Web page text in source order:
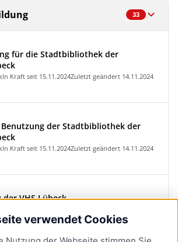
verwendet Cookies
33
für die Stadtbibliothek der
In Kraft seit 15.11.2024Zuletzt geändert 14.11.2024
der Stadtbibliothek der
In Kraft seit 15.11.2024Zuletzt geändert 14.11.2024
VHS Lübeck